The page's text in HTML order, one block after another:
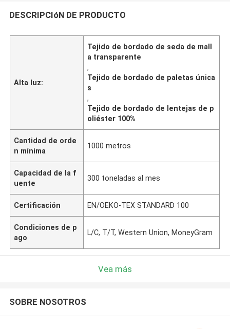
DESCRIPCIóN DE PRODUCTO
Alta luz:
Tejido de bordado de seda de mall
a transparente
,
Tejido de bordado de paletas única
s
,
Tejido de bordado de lentejas de p
oliéster 100%
Cantidad de orde
n mínima
1000 metros
Capacidad de la f
uente
300 toneladas al mes
Certificación EN/OEKO-TEX STANDARD 100
Condiciones de p
ago
L/C, T/T, Western Union, MoneyGram
Vea más
SOBRE NOSOTROS